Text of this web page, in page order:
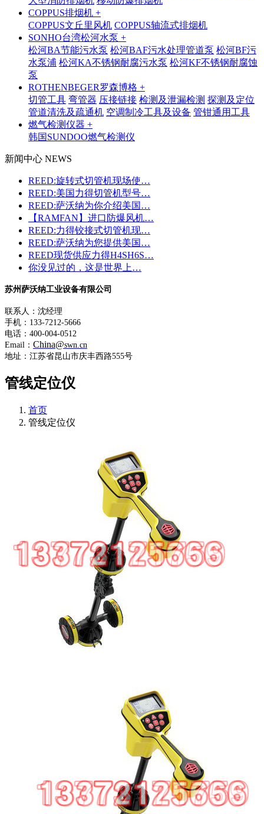
COPPUS排烟机 +
COPPUS文丘里风机 COPPUS轴流式排烟机
SONHO台湾松河水泵 +
松河BA节能污水泵 松河BAF污水处理管道泵 松河BF污
水泵浦 松河KA不锈钢耐腐污水泵 松河KF不锈钢耐腐蚀
泵
ROTHENBEGER罗森博格 +
切管工具 弯管器 压接链接 检测及泄漏检测 探测及定位
管道清洗及疏通机 空调制冷工具及设备 管钳通用工具
燃气检测仪器 +
韩国SUNDOO燃气检测仪
新闻中心 NEWS
REED:旋转式切管机现场使…
REED:美国力得切管机型号…
REED:萨沃纳为你介绍美国…
【RAMFAN】进口防爆风机…
REED:力得铰接式切管机现…
REED:萨沃纳为您提供美国…
REED现货供应力得H4SH6S…
你没见过的，这是世界上…
苏州萨沃纳工业设备有限公司
联系人：沈经理
手机：133-7212-5666
电话：400-004-0512
Email： China@swn.cn
地址：江苏省昆山市庆丰西路555号
管线定位仪
首页
管线定位仪